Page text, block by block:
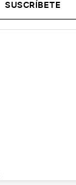
SUSCRÍBETE